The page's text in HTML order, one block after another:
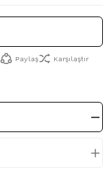
Paylaş Karşılaştır